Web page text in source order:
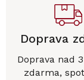
Doprava
Doprava nad
zdarma,